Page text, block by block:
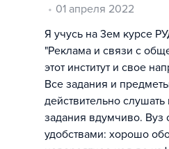
01 апреля 2022
Я учусь на 3ем курсе
"Реклама и связи с
этот институт и свое
Все задания и
действительно слушать
задания вдумчиво. Вуз
удобствами: хорошо